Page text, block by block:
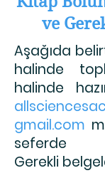
ve
Aşağıda
halinde
halinde
gmail.com
seferde
Gerekli